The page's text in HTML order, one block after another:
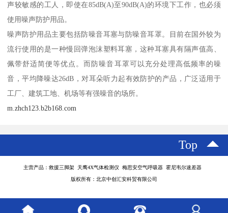
声较敏感的工人，即使在85dB(A)至90dB(A)的环境下工作，也必须
使用噪声防护用品。
噪声防护用品主要包括防噪音耳塞与防噪音耳罩。目前在国外较为
流行使用的是一种慢回弹泡沫塑料耳塞，这种耳塞具有隔声值高、
佩带舒适简便等优点。而防噪音耳罩可以充分处理高低频率的噪
音，平均降噪达26dB，对耳朵听力起有效防护的产品，广泛适用于
工厂、建筑工地、机场等有强噪音的场所。
m.zhch123.b2b168.com
Top
主营产品：救援三脚架 天鹰4X气体检测仪 梅思安空气呼吸器 霍尼韦尔速差器
版权所有：北京中创汇安科贸有限公司